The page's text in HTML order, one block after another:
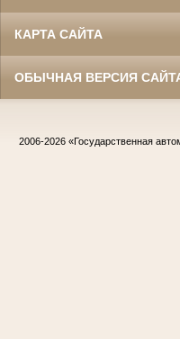
КАРТА САЙТА
ОБЫЧНАЯ ВЕРСИЯ
2006-2026 «Государственная